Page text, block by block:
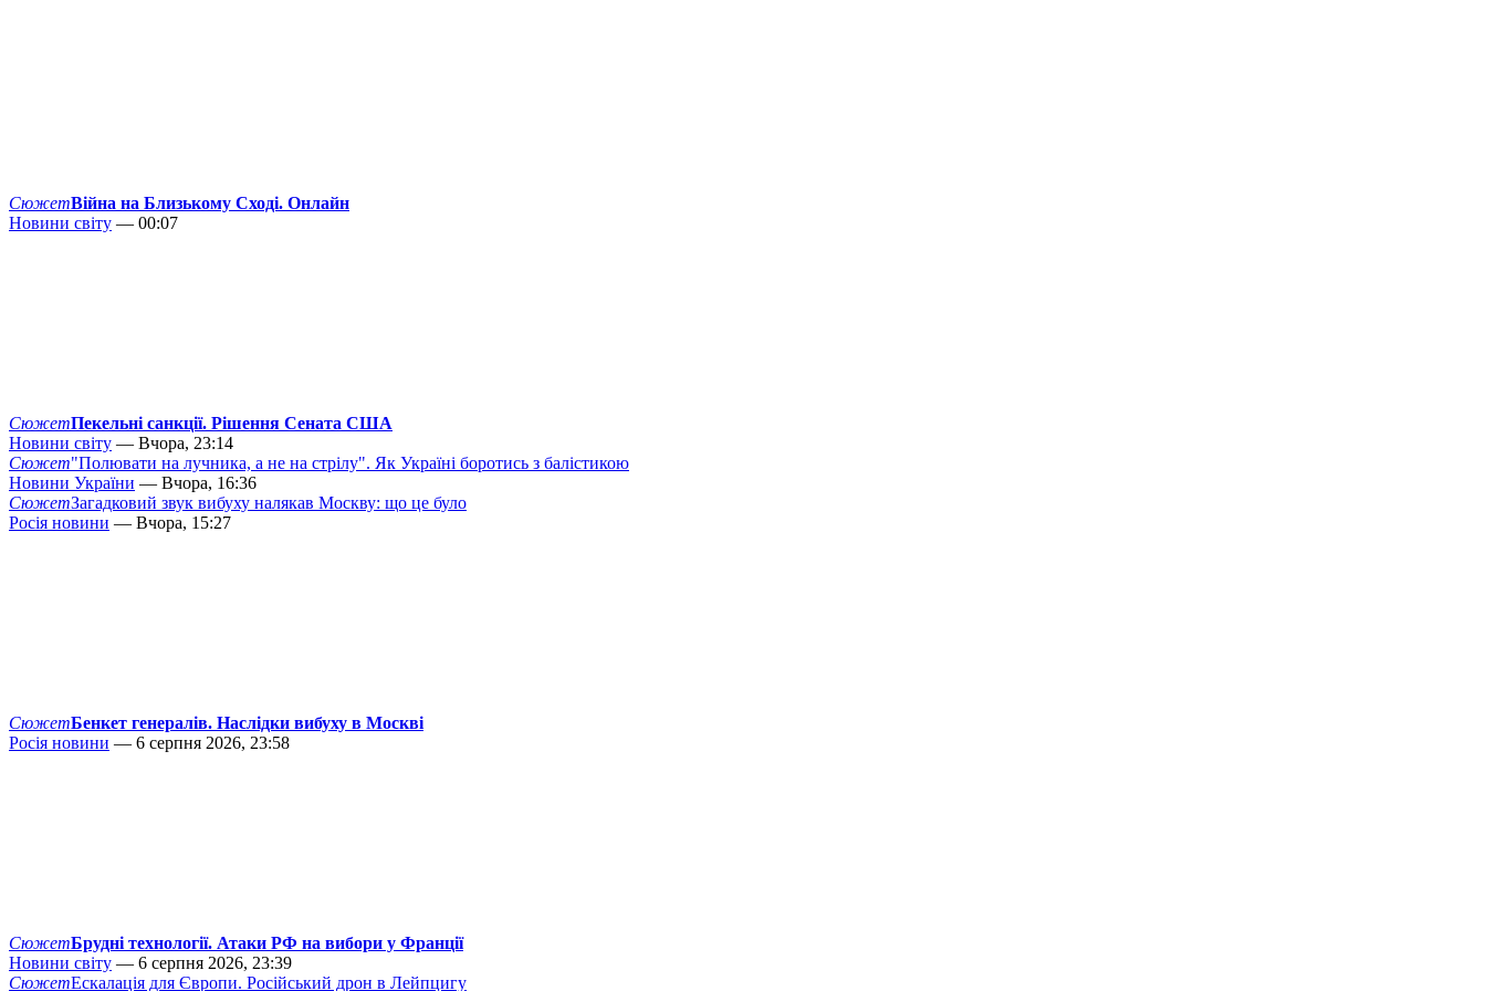
СюжетВійна на Близькому Сході. Онлайн
Новини світу — 00:07
СюжетПекельні санкції. Рішення Сената США
Новини світу — Вчора, 23:14
Сюжет"Полювати на лучника, а не на стрілу". Як Україні боротись з балістикою
Новини України — Вчора, 16:36
СюжетЗагадковий звук вибуху налякав Москву: що це було
Росія новини — Вчора, 15:27
СюжетБенкет генералів. Наслідки вибуху в Москві
Росія новини — 6 серпня 2026, 23:58
СюжетБрудні технології. Атаки РФ на вибори у Франції
Новини світу — 6 серпня 2026, 23:39
СюжетЕскалація для Європи. Російський дрон в Лейпцигу